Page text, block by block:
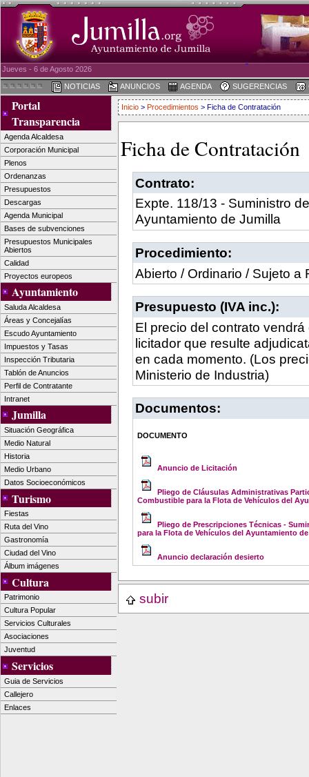
Jueves - 6 de Agosto 2026
NOTICIAS ANUNCIOS AGENDA SUGERENCIAS
Portal
Transparencia
Agenda Alcaldesa
Corporación Municipal
Plenos
Ordenanzas
Presupuestos
Descargas
Agenda Municipal
Bases de subvenciones
Presupuestos Municipales
Abiertos
Calidad
Proyectos europeos
Ayuntamiento
Saluda Alcaldesa
Áreas y Concejalías
Escudo Ayuntamiento
Impuestos y Tasas
Inspección Tributaria
Tablón de Anuncios
Perfil de Contratante
Intranet
Jumilla
Situación Geográfica
Medio Natural
Historia
Medio Urbano
Datos Socioeconómicos
Turismo
Fiestas
Ruta del Vino
Gastronomía
Ciudad del Vino
Álbum imágenes
Cultura
Patrimonio
Cultura Popular
Servicios Culturales
Asociaciones
Juventud
Servicios
Guia de Servicios
Callejero
Enlaces
Inicio > Procedimientos > Ficha de Contratación
Ficha de Contratación
Contrato:
Expte. 118/13 - Suministro
Ayuntamiento de Jumilla
Procedimiento:
Abierto / Ordinario / Sujeto a
Presupuesto (IVA inc.):
El precio del contrato
licitador que resulte
en cada momento. (Los
Ministerio de Industria)
Documentos:
DOCUMENTO
Anuncio de Licitación
Pliego de Cláusulas Administrativas
Combustible para la Flota de Vehículos del
Pliego de Prescripciones Técnicas -
para la Flota de Vehículos del Ayuntamiento
Anuncio declaración desierto
subir